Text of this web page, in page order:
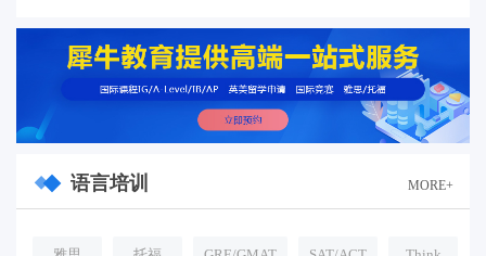
语言培训 MORE+